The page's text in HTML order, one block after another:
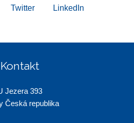
Twitter LinkedIn
Kontakt
Jezera 393
Česká republika